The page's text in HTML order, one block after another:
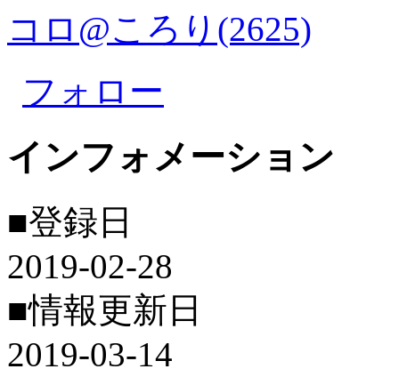
コロ@ころり(2625)
フォロー
インフォメーション
■登録日
2019-02-28
■情報更新日
2019-03-14